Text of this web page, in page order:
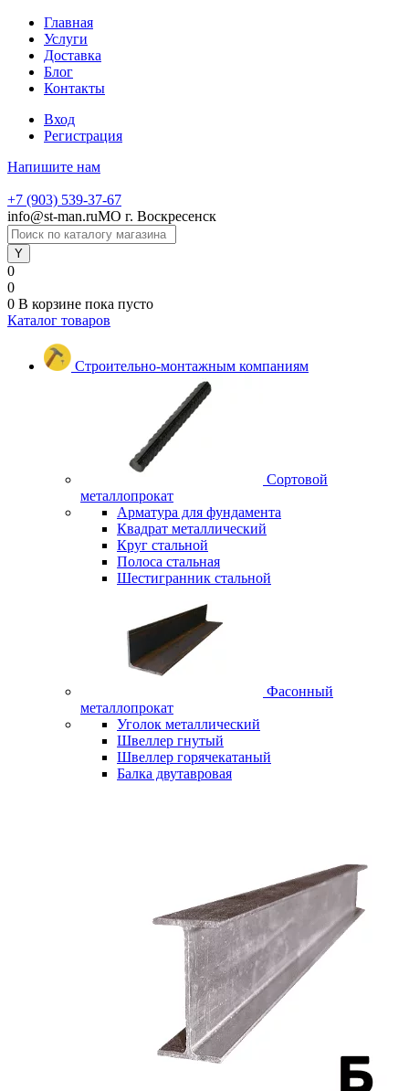
Главная
Услуги
Доставка
Блог
Контакты
Вход
Регистрация
Напишите нам
+7 (903) 539-37-67
info@st-man.ruМО г. Воскресенск
0
0
0 В корзине пока пусто
Каталог товаров
Строительно-монтажным компаниям
Сортовой
металлопрокат
Арматура для фундамента
Квадрат металлический
Круг стальной
Полоса стальная
Шестигранник стальной
Фасонный
металлопрокат
Уголок металлический
Швеллер гнутый
Швеллер горячекатаный
Балка двутавровая